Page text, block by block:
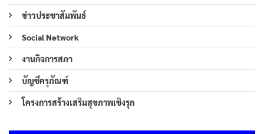
ข่าวประชาสัมพันธ์
Social Network
งานกิจการสภา
บัญชีครุภัณฑ์
โครงการสร้างเสริมสุขภาพเชิงรุก